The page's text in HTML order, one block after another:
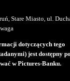
Stare Miasto, ul.
dotyczących tego
jest dostępny po
w Pictures-Banku.